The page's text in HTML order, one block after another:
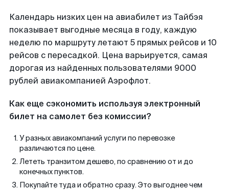
Календарь низких цен на авиабилет из Тайбэя
показывает выгодные месяца в году, каждую
неделю по маршруту летают 5 прямых рейсов и 10
рейсов с пересадкой. Цена варьируется, самая
дорогая из найденных пользователями 9000
рублей авиакомпанией Аэрофлот.
Как еще сэкономить используя электронный
билет на самолет без комиссии?
У разных авиакомпаний услуги по перевозке
различаются по цене.
Лететь транзитом дешево, по сравнению от и до
конечных пунктов.
Покупайте туда и обратно сразу. Это выгоднее чем